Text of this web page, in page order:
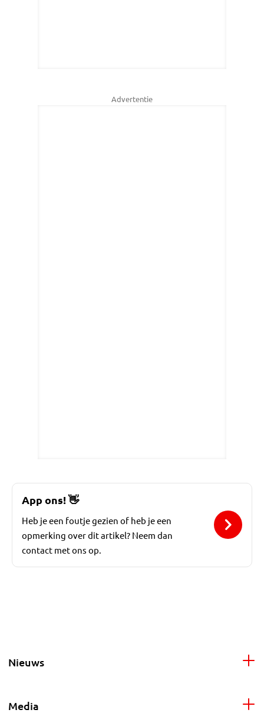
Advertentie
App ons!👋
Heb je een foutje gezien of heb je een
opmerking over dit artikel? Neem dan
contact met ons op.
Nieuws
Media